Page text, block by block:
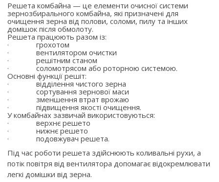
Решета комбайна — це елементи очисної системи
зернозбирального комбайна, які призначені для
очищення зерна від полови, соломи, пилу та інших
домішок після обмолоту.
Решета працюють разом із:
·
грохотом
·
вентилятором очистки
·
решітним станом
·
соломотрясом або роторною системою.
Основні функції решіт:
·
відділення чистого зерна
·
сортування зернової маси
·
зменшення втрат врожаю
·
підвищення якості очищення.
У комбайнах зазвичай використовуються:
·
верхнє решето
·
нижнє решето
·
подовжувач решета.
Під час роботи решета здійснюють коливальні рухи, а
потік повітря від вентилятора допомагає відокремлювати
легкі домішки від зерна.